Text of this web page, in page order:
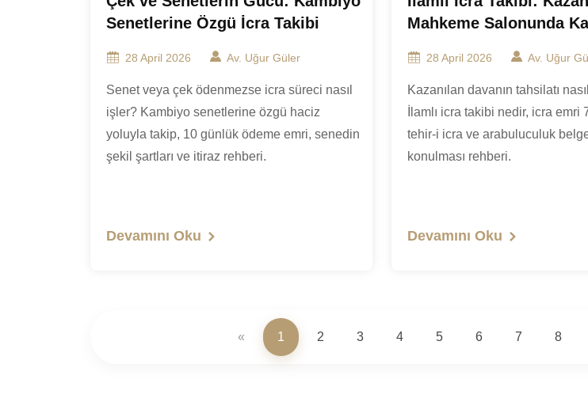
Senetlerine Özgü İcra Takibi
28 April 2026 Av. Uğur Güler
Senet veya çek ödenmezse icra süreci nasıl
işler? Kambiyo senetlerine özgü haciz
yoluyla takip, 10 günlük ödeme emri, senedin
şekil şartları ve itiraz rehberi.
Devamını Oku
Mahkeme Salonunda
28 April 2026 Av. Uğur
Kazanılan davanın tahsilatı
İlamlı icra takibi nedir, icra emri
tehir-i icra ve arabuluculuk
konulması rehberi.
Devamını Oku
« 1 2 3 4 5 6 7 8